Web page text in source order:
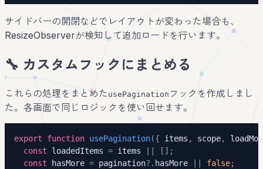
サイドバーの開閉などでレイアウトが変わった場合も、
ResizeObserverが検知して追加ロードを行います。
🔧 カスタムフックにまとめる
これらの処理をまとめた usePagination フックを作成しまし
た。各画面で同じロジックを使い回せます。
export function usePagination({ items , scope,
const loadedItems = items [ ] ;
const hasMore = pagination?. hasMore false;